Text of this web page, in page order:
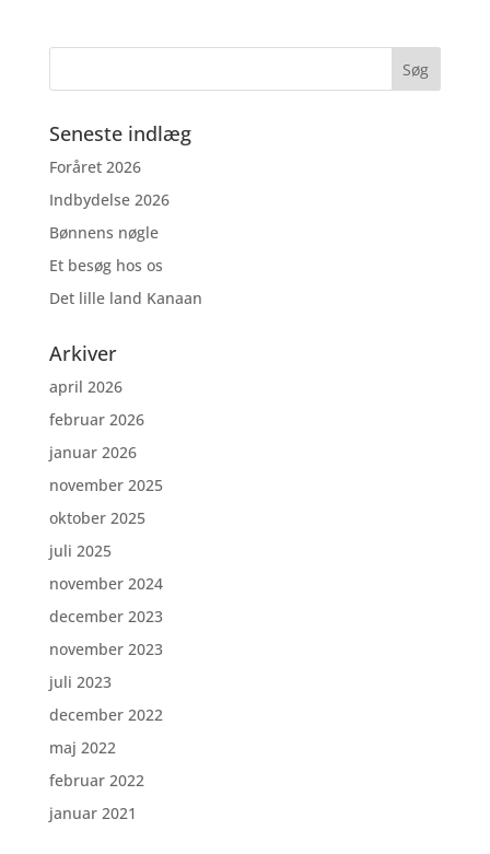
Seneste indlæg
Foråret 2026
Indbydelse 2026
Bønnens nøgle
Et besøg hos os
Det lille land Kanaan
Arkiver
april 2026
februar 2026
januar 2026
november 2025
oktober 2025
juli 2025
november 2024
december 2023
november 2023
juli 2023
december 2022
maj 2022
februar 2022
januar 2021